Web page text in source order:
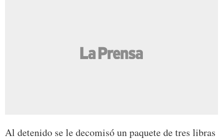
Al detenido se le decomisó un paquete de tres libras